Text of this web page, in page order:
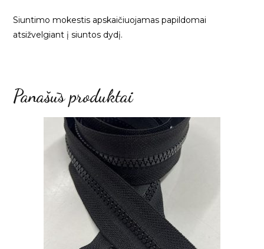
Siuntimo mokestis apskaičiuojamas papildomai
atsižvelgiant į siuntos dydį.
Panašūs produktai